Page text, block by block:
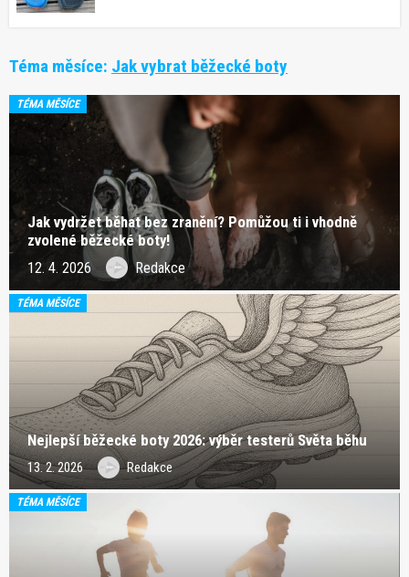
Téma měsíce: Jak vybrat běžecké boty
TÉMA MĚSÍCE
Jak vydržet běhat bez zranění? Pomůžou ti i vhodně
zvolené běžecké boty!
12. 4. 2026 Redakce
TÉMA MĚSÍCE
Nejlepší běžecké boty 2026: výběr testerů Světa běhu
13. 2. 2026 Redakce
TÉMA MĚSÍCE